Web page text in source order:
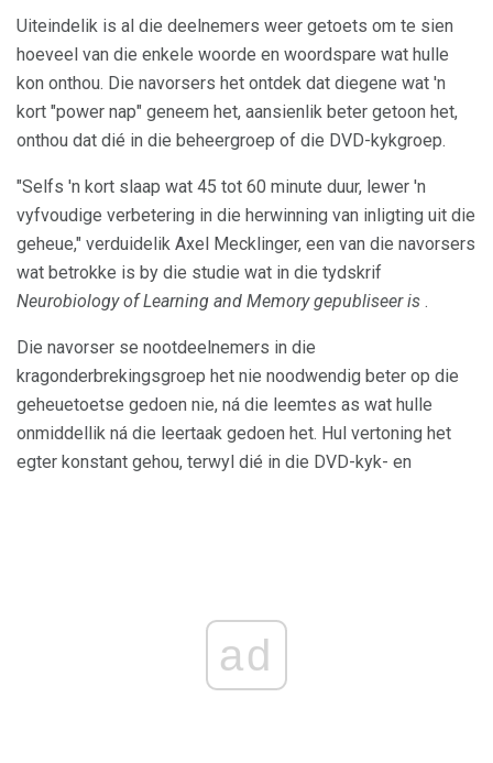
Uiteindelik is al die deelnemers weer getoets om te sien
hoeveel van die enkele woorde en woordspare wat hulle
kon onthou. Die navorsers het ontdek dat diegene wat 'n
kort "power nap" geneem het, aansienlik beter getoon het,
onthou dat dié in die beheergroep of die DVD-kykgroep.
"Selfs 'n kort slaap wat 45 tot 60 minute duur, lewer 'n
vyfvoudige verbetering in die herwinning van inligting uit die
geheue," verduidelik Axel Mecklinger, een van die navorsers
wat betrokke is by die studie wat in die tydskrif
Neurobiology of Learning and Memory gepubliseer is .
Die navorser se nootdeelnemers in die
kragonderbrekingsgroep het nie noodwendig beter op die
geheuetoetse gedoen nie, ná die leemtes as wat hulle
onmiddellik ná die leertaak gedoen het. Hul vertoning het
egter konstant gehou, terwyl dié in die DVD-kyk- en
ad